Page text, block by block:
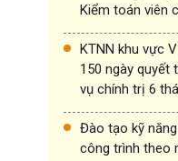
Kiểm toán viên
KTNN khu vực
150 ngày quyết
vụ chính trị 6
Đào tạo kỹ
công trình theo